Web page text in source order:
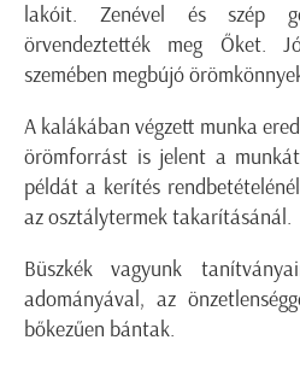
lakóit. Zenével és szép
örvendeztették meg Őket.
szemében megbújó
A kalákában végzett munka
örömforrást is jelent a
példát a kerítés
az osztálytermek takarításánál.
Büszkék vagyunk
adományával, az
bőkezűen bántak.